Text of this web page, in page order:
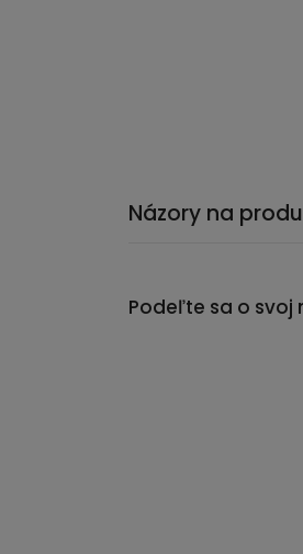
Názory na
Podeľte sa o svoj